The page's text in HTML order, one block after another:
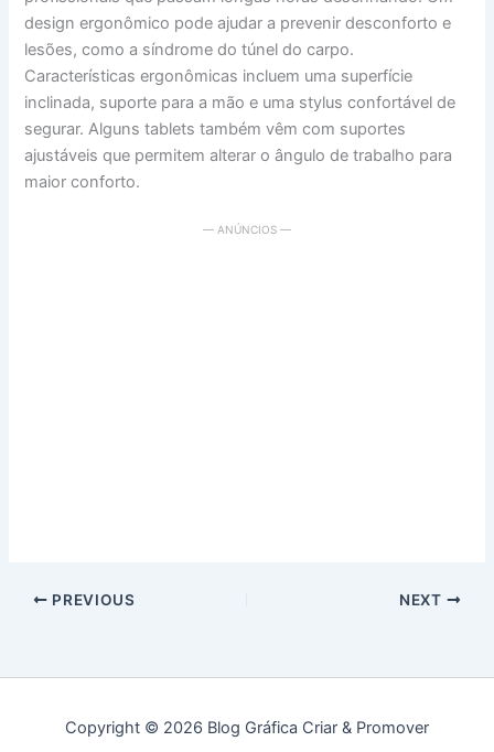
design ergonômico pode ajudar a prevenir desconforto e
lesões, como a síndrome do túnel do carpo.
Características ergonômicas incluem uma superfície
inclinada, suporte para a mão e uma stylus confortável de
segurar. Alguns tablets também vêm com suportes
ajustáveis que permitem alterar o ângulo de trabalho para
maior conforto.
— ANÚNCIOS —
PREVIOUS NEXT
Copyright © 2026 Blog Gráfica Criar & Promover